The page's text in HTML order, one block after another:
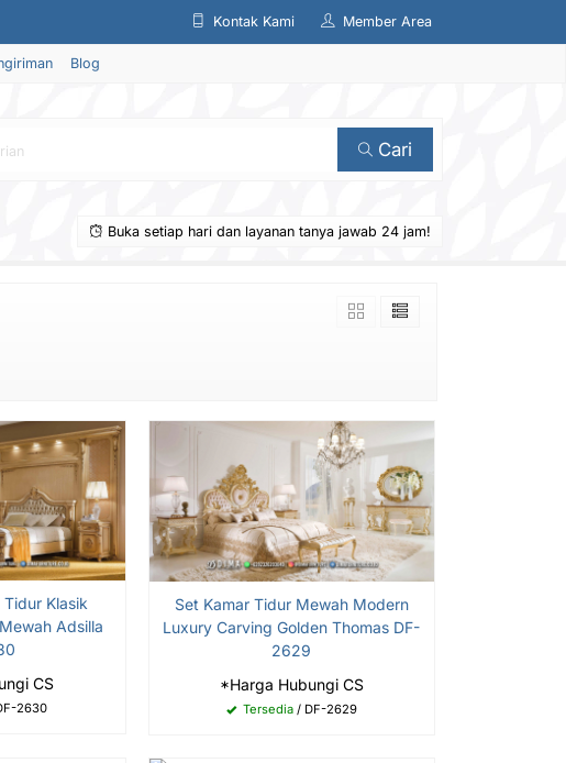
Kontak Kami Member Area
Blog
Cari
Buka setiap hari dan layanan tanya jawab 24 jam!
Klasik
Adsilla
CS
2630
Set Kamar Tidur Mewah Modern
Luxury Carving Golden Thomas DF-
2629
*Harga Hubungi CS
Tersedia/ DF-2629